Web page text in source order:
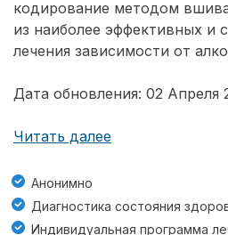
кодирование методом
из наиболее эффективных и
лечения зависимости от
Дата обновления: 02 Апреля
Читать далее
Анонимно
Диагностика состояния
Индивидуальная программа